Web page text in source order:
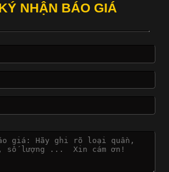
Biến Hiện Nay Và Xu Hướng Trong
là một trong những trang phục quen
liệu, áo thun còn có nhiều form dáng
Phục Phổ Biến Nhất Hiện Nay
lót nam giá rẻ vải Cotton 4 chiều
NHẬN BÁO GIÁ